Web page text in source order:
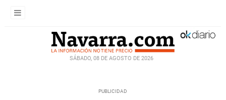
SÁBADO, 08 DE AGOSTO DE 2026